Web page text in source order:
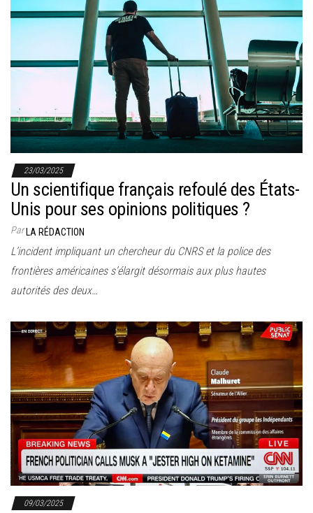
23/03/2025
Un scientifique français refoulé des États-
Unis pour ses opinions politiques ?
ParLA RÉDACTION
L’incident impliquant un chercheur du CNRS et la police des
frontières américaines s’élargit désormais aux plus hautes
autorités des deux…
09/03/2025